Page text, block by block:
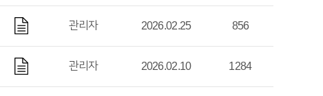
관리자 2026.02.25 856
관리자 2026.02.10 1284